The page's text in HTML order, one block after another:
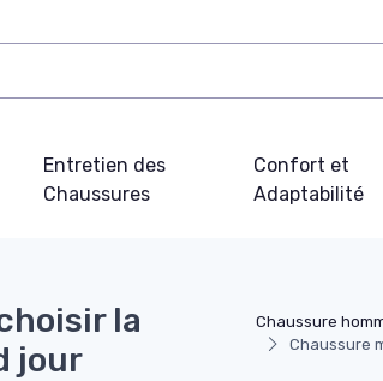
Entretien des
Chaussures
Confort et
Adaptabilité
Chaussure
Chaussure
la
jour